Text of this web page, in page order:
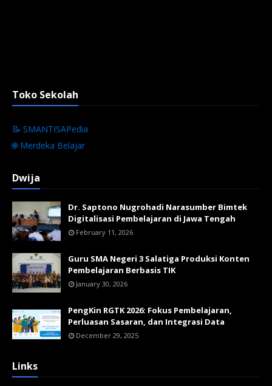
Toko Sekolah
📝 SMANTISAPedia
🌐 Merdeka Belajar
Dwija
Dr. Saptono Nugrohadi Narasumber Bimtek
Digitalisasi Pembelajaran di Jawa Tengah
February 11, 2026
Guru SMA Negeri 3 Salatiga Produksi Konten
Pembelajaran Berbasis TIK
January 30, 2026
PengKin RGTK 2026: Fokus Pembelajaran,
Perluasan Sasaran, dan Integrasi Data
December 29, 2025
Links